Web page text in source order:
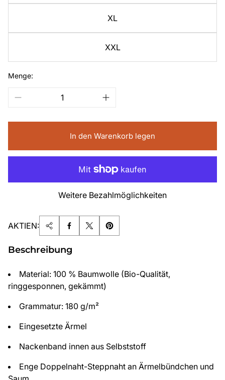
XL
XXL
Menge:
In den Warenkorb legen
Weitere Bezahlmöglichkeiten
AKTIEN:
Beschreibung
Material: 100 % Baumwolle (Bio-Qualität,
ringgesponnen, gekämmt)
Grammatur: 180 g/m²
Eingesetzte Ärmel
Nackenband innen aus Selbststoff
Enge Doppelnaht-Steppnaht an Ärmelbündchen und